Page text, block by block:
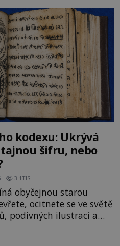
nebo jde jen o fascinující
kodexu: Ukrývá
šifru, nebo
3.1TIS
obyčejnou starou
ocitnete se ve světě
podivných ilustrací a
vzdoruje všem
kodex patří mezi